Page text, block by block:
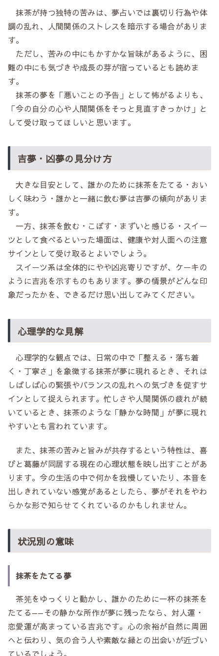
抹茶が持つ独特の苦みは、夢占いでは裏切り行為や体
調の乱れ、人間関係のストレスを暗示する場合がありま
す。
ただし、苦みの中にもかすかな旨味があるように、困
難の中にも気づきや成長の芽が宿っているとも読めま
す。
抹茶の夢を「悪いことの予告」として怖がるよりも、
「今の自分の心や人間関係をそっと見直すきっかけ」と
して受け取ってほしいと思います。
吉夢・凶夢の見分け方
大きな目安として、誰かのために抹茶をたてる・おい
しく味わう・誰かと一緒に飲む夢は吉夢の傾向がありま
す。
一方、抹茶を飲む・こぼす・まずいと感じる・スイー
ツとして食べるといった場面は、健康や対人面への注意
サインとして受け取るとよいでしょう。
スイーツ系は全体的にやや凶兆寄りですが、ケーキの
ように吉兆を示すものもあります。夢の情景がどんな印
象だったかを、できるだけ思い出してみてください。
心理学的な見解
心理学的な観点では、日常の中で「整える・落ち着
く・丁寧さ」を象徴する抹茶が夢に現れるとき、それは
しばしば心の緊張やバランスの乱れへの気づきを促すサ
インとして捉えられます。忙しさや人間関係の疲れが続
いているとき、抹茶のような「静かな時間」が夢に現れ
やすいとも言われています。
また、抹茶の苦みと旨みが共存するという特性は、喜
びと葛藤が同居する現在の心理状態を映し出すことがあ
ります。今の生活の中で何かを我慢していたり、本音を
出しきれていない感覚があるとしたら、夢がそれをやわ
らかな形で知らせてくれているのかもしれません。
状況別の意味
抹茶をたてる夢
茶筅をゆっくりと動かし、誰かのために一杯の抹茶を
たてる——その静かな所作が夢に残ったなら、対人運・
恋愛運が高まっている吉兆です。心の余裕が自然に周囲
へと伝わり、気の合う人や素敵な縁との出会いが近づい
ているでしょう。